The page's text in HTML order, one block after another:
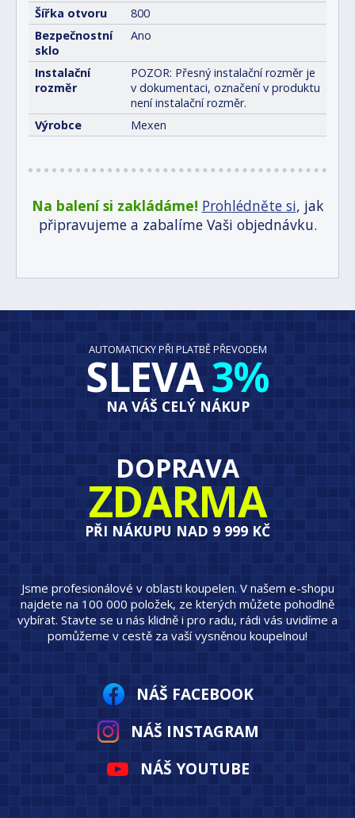
Šířka otvoru
800
Bezpečnostní
sklo
Ano
Instalační
rozměr
POZOR: Přesný instalační rozměr je
v dokumentaci, označení v produktu
není instalační rozměr.
Výrobce
Mexen
Na balení si zakládáme! Prohlédněte si, jak
připravujeme a zabalíme Vaši objednávku.
AUTOMATICKY PŘI PLATBĚ PŘEVODEM
SLEVA3%
NA VÁŠ CELÝ NÁKUP
DOPRAVA
ZDARMA
PŘI NÁKUPU NAD 9 999 KČ
Jsme profesionálové v oblasti koupelen. V našem e-shopu
najdete na 100 000 položek, ze kterých můžete pohodlně
vybírat. Stavte se u nás klidně i pro radu, rádi vás uvidíme a
pomůžeme v cestě za vaší vysněnou koupelnou!
NÁŠ FACEBOOK
NÁŠ INSTAGRAM
NÁŠ YOUTUBE